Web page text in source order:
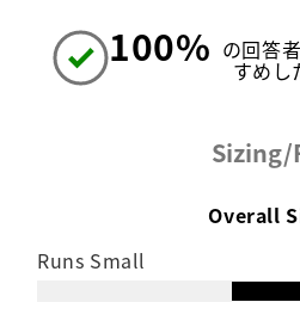
100% の回答
すめし
Overall
Runs Small